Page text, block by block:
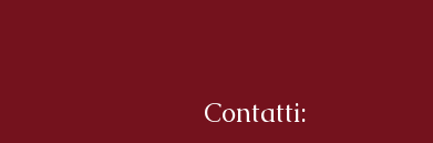
Contatti: